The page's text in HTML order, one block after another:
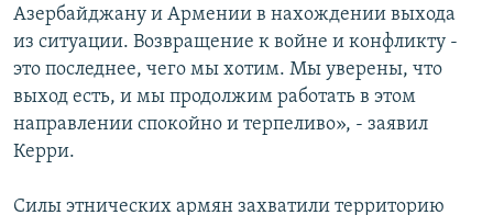
Азербайджану и Армении в нахождении выхода
из ситуации. Возвращение к войне и конфликту -
это последнее, чего мы хотим. Мы уверены, что
выход есть, и мы продолжим работать в этом
направлении спокойно и терпеливо», - заявил
Керри.
Силы этнических армян захватили территорию